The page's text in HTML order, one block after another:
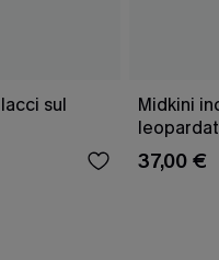
sul
Midkini
37,00 €